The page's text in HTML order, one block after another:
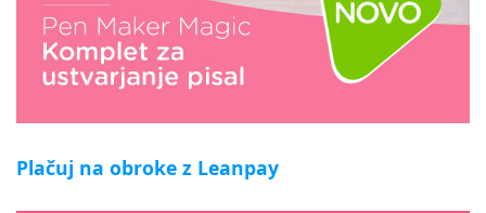
Plačuj na obroke z Leanpay